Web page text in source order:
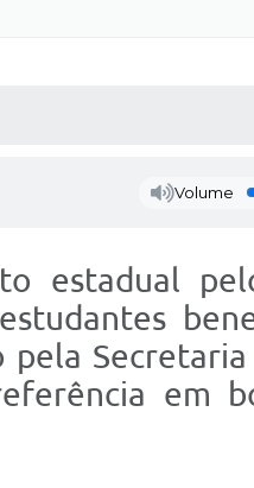
Volume
estadual
Secretaria
em